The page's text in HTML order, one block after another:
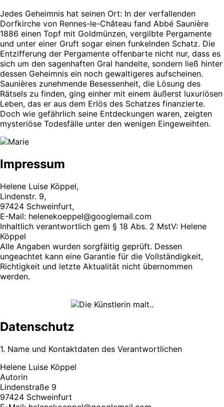
Jedes Geheimnis hat seinen Ort: In der verfallenden
Dorfkirche von Rennes-le-Château fand Abbé Saunière
1886 einen Topf mit Goldmünzen, vergilbte Pergamente
und unter einer Gruft sogar einen funkelnden Schatz. Die
Entzifferung der Pergamente offenbarte nicht nur, dass es
sich um den sagenhaften Gral handelte, sondern ließ hinter
dessen Geheimnis ein noch gewaltigeres aufscheinen.
Saunières zunehmende Besessenheit, die Lösung des
Rätsels zu finden, ging einher mit einem äußerst luxuriösen
Leben, das er aus dem Erlös des Schatzes finanzierte.
Doch wie gefährlich seine Entdeckungen waren, zeigten
mysteriöse Todesfälle unter den wenigen Eingeweihten.
Impressum
Helene Luise Köppel,
Lindenstr. 9,
97424 Schweinfurt,
E-Mail: helenekoeppel@googlemail.com
Inhaltlich verantwortlich gem § 18 Abs. 2 MstV: Helene
Köppel
Alle Angaben wurden sorgfältig geprüft. Dessen
ungeachtet kann eine Garantie für die Vollständigkeit,
Richtigkeit und letzte Aktualität nicht übernommen
werden.
Datenschutz
1. Name und Kontaktdaten des Verantwortlichen
Helene Luise Köppel
Autorin
Lindenstraße 9
97424 Schweinfurt